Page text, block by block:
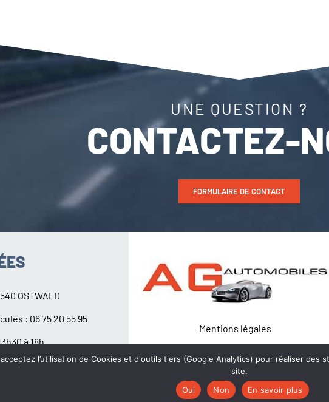
UNE QUESTION ?
CONTACTEZ-
FORMULAIRE DE CONTACT
OSTWALD
: 06 75 20 55 95
à 18h
Mentions légales
Politique de Confidentialité
© Création wiwacom
l’utilisation de Cookies et d'outils tiers (Google Analytics) pour réaliser
site.
Oui
Non En savoir plus